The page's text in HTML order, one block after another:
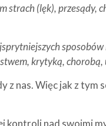
strach (lęk), przesądy,
krytyką,
z nas. Więc jak z
kontroli nad swoimi